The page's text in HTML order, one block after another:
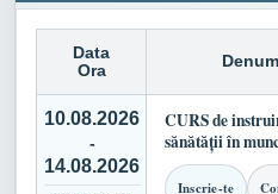
Data
Ora
10.08.2026
-
14.08.2026
CURS de
sănătății în
Inscrie-te